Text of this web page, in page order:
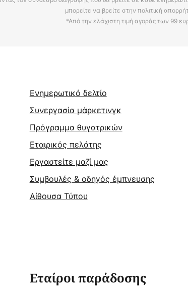
μπορείτε να βρείτε στην πολιτική
*Από την ελάχιστη τιμή αγοράς των 99
Ενημερωτικό δελτίο
Συνεργασία μάρκετινγκ
Πρόγραμμα θυγατρικών
Εταιρικός πελάτης
Εργαστείτε μαζί μας
Συμβουλές & οδηγός έμπνευσης
Αίθουσα Τύπου
Εταίροι παράδοσης